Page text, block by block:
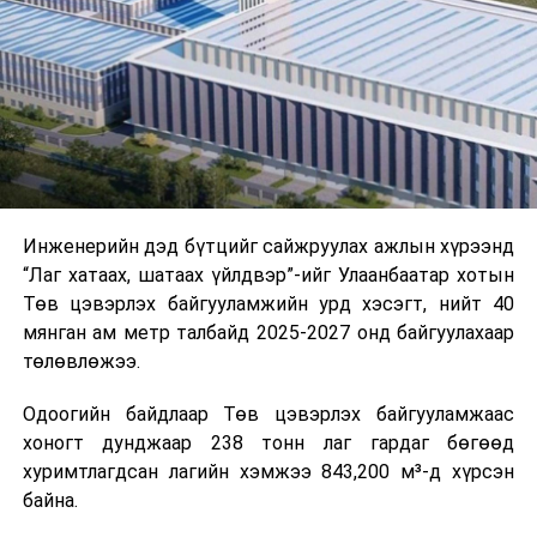
цагийн менежмент, мэдээлэл дамжуулах журам,
холбогдох байгууллагуудын уялдаа холбоо, аюулгүй
ажиллагааны чиглэлээр жолооч нарыг сургалт, арга
зүйгээр хангаж байна.
Мөн зам тээврийн осол, саатал болон бусад эрсдэл,
онцгой нөхцөл үүссэн үед авах арга хэмжээ, ачаалал
өдөр тутмын ажлын бэлэн байдлыг хангах зэрэг
практик ур чадварыг сургалтын хөтөлбөрт тусгажээ.
Сургалтыг танилцуулах лекц, асуулт-хариулт,
жишээнд суурилсан сургалт, багаар ажиллах дасгал,
танилцах, онцгой нөхцөлд ажиллах дадлага зэрэг
онол, практик хосолсон хэлбэрээр зохион байгуулж
байна.
Инженерийн дэд бүтцийг сайжруулах ажлын хүрээнд
“Лаг хатаах, шатаах үйлдвэр”-ийг Улаанбаатар хотын
Төв цэвэрлэх байгууламжийн урд хэсэгт, нийт 40
мянган ам метр талбайд 2025-2027 онд байгуулахаар
төлөвлөжээ.
Одоогийн байдлаар Төв цэвэрлэх байгууламжаас
хоногт дунджаар 238 тонн лаг гардаг бөгөөд
хуримтлагдсан лагийн хэмжээ 843,200 м³-д хүрсэн
байна.